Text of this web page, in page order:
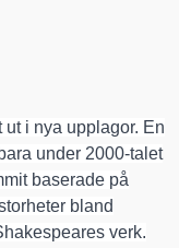
i nya upplagor. En
under 2000-talet
baserade på
bland
verk.